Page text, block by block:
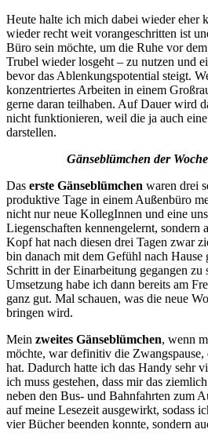
Heute halte ich mich dabei wieder eher
wieder recht weit vorangeschritten ist
Büro sein möchte, um die Ruhe vor
Trubel wieder losgeht – zu nutzen und
bevor das Ablenkungspotential steigt.
konzentriertes Arbeiten in einem
gerne daran teilhaben. Auf Dauer wird
nicht funktionieren, weil die ja auch
darstellen.
Gänseblümchen der
Das erste Gänseblümchen waren drei
produktive Tage in einem Außenbüro
nicht nur neue KollegInnen und eine
Liegenschaften kennengelernt, sondern
Kopf hat nach diesen drei Tagen zwar
bin danach mit dem Gefühl nach Hause
Schritt in der Einarbeitung gegangen zu
Umsetzung habe ich dann bereits am
ganz gut. Mal schauen, was die neue
bringen wird.
Mein zweites Gänseblümchen, wenn
möchte, war definitiv die
hat. Dadurch hatte ich das Handy sehr
ich muss gestehen, dass mir das
neben den Bus- und Bahnfahrten zum
auf meine Lesezeit ausgewirkt, sodass
vier Bücher beenden konnte, sondern